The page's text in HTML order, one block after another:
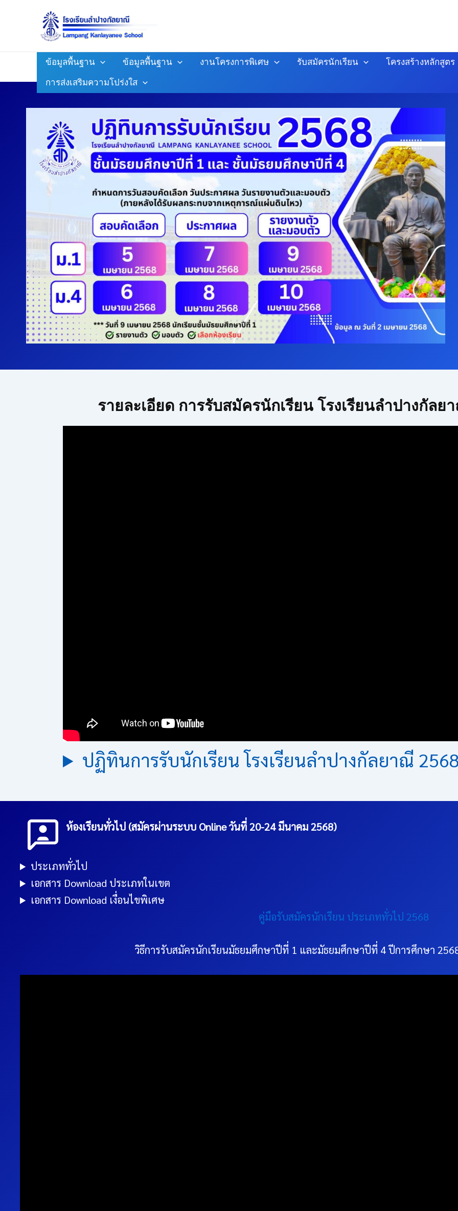
ข้อมูลพื้นฐาน ข้อมูลพื้นฐาน งานโครงการพิเศษ รับสมัครนักเรียน โครงสร้างหลักสูตร
การส่งเสริมความโปร่งใส
รายละเอียด การรับสมัครนักเรียน โรงเรียนลำปางกัล
ปฏิทินการรับนักเรียน โรงเรียนลำปางกัลยาณี
ห้องเรียนทั่วไป (สมัครผ่านระบบ Online วันที่ 20-24 มีนาคม 2568)
ประเภททั่วไป
เอกสาร Download ประเภทในเขต
เอกสาร Download เงื่อนไขพิเศษ
คู่มือรับสมัครนักเรียน ประเภททั่วไป 2568
วิธีการรับสมัครนักเรียนมัธยมศึกษาปีที่ 1 และมัธยมศึกษาปีที่ 4 ปีการศึกษา